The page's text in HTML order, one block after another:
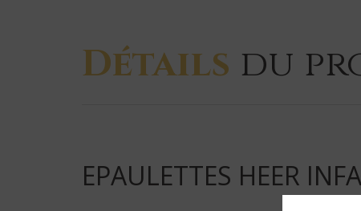
Détails du
EPAULETTES HEER